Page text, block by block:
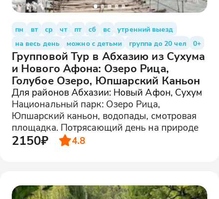
пн вт ср чт пт сб вс
утренний выезд
на весь день
можно с детьми группа до 20 чел 0+
Групповой Тур в Абхазию из Сухума
и Нового Афона: Озеро Рица,
Голубое Озеро, Юпшарский Каньон
Для районов Абхазии: Новый Афон, Сухум
Национальный парк: Озеро Рица,
Юпшарский каньон, водопады, смотровая
площадка. Потрясающий день на природе
2150₽ 4.8